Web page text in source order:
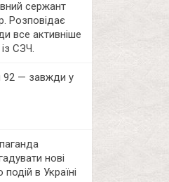
сержант
Розповідає
все активніше
СЗЧ.
92 — завжди у
нові
подій в Україні